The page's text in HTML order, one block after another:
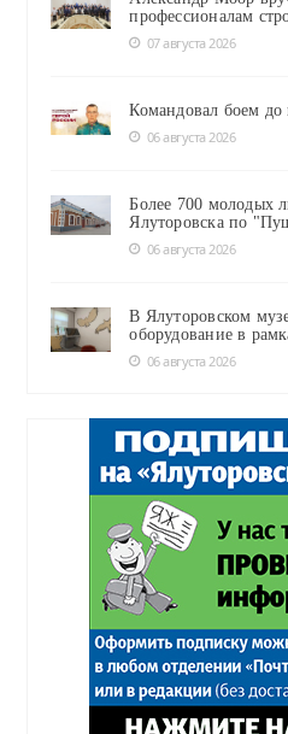
профессионалам
07 августа 2026
Командовал боем до
06 августа 2026
Более 700 молодых
Ялуторовска по
06 августа 2026
В Ялуторовском
оборудование в
06 августа 2026